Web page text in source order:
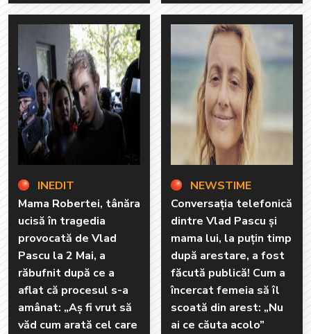
INEDIT
Mama Robertei, tânăra
ucisă în tragedia
provocată de Vlad
Pascu la 2 Mai, a
răbufnit după ce a
aflat că procesul s-a
amânat: „Aș fi vrut să
văd cum arată cel care
NEWSTIME
Conversația telefonică
dintre Vlad Pascu și
mama lui, la puțin timp
după arestare, a fost
făcută publică! Cum a
încercat femeia să îl
scoată din arest: „Nu
ai ce căuta acolo”